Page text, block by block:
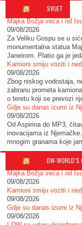
SVIJET
Majka Božja veća i od
09/08/2026
Za Veliku Gospu se u
monumentalna statua
Janeirom. Platio ga je
Kamioni smiju voziti i
09/08/2026
Zbog niskog vodostaja,
zabranu prometa
o teretu koji se prevozi
Gdje su danas izumi iz
09/08/2026
Od Aspirina do MP3,
inovacijama iz
mnogim granama koje
DW-WORLD´S
Majka Božja veća i od
09/08/2026
Kamioni smiju voziti i
09/08/2026
Gdje su danas izumi iz
09/08/2026